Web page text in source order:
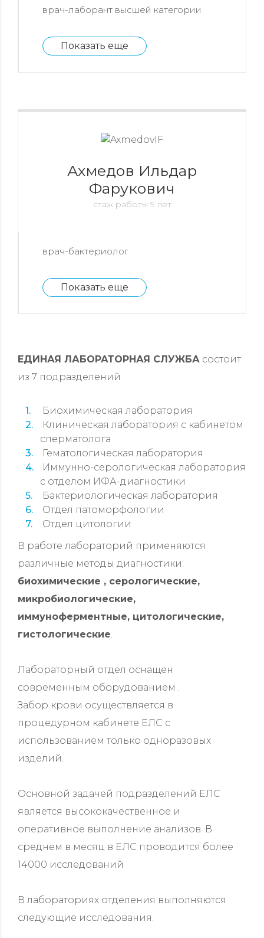
врач-лаборант высшей категории
Показать еще
Ахмедов Ильдар
Фарукович
стаж работы 9 лет
врач-бактериолог
Показать еще
ЕДИНАЯ ЛАБОРАТОРНАЯ СЛУЖБА состоит
из 7 подразделений :
Биохимическая лаборатория
Клиническая лаборатория с кабинетом
сперматолога
Гематологическая лаборатория
Иммунно-серологическая лаборатория
с отделом ИФА-диагностики
Бактериологическая лаборатория
Отдел патоморфологии
Отдел цитологии
В работе лабораторий применяются
различные методы диагностики:
биохимические , серологические,
микробиологические,
иммуноферментные, цитологические,
гистологические.
Лабораторный отдел оснащен
современным оборудованием .
Забор крови осуществляется в
процедурном кабинете ЕЛС с
использованием только одноразовых
изделий.
Основной задачей подразделений ЕЛС
является высококачественное и
оперативное выполнение анализов. В
среднем в месяц в ЕЛС проводится более
14000 исследований
В лабораториях отделения выполняются
следующие исследования: